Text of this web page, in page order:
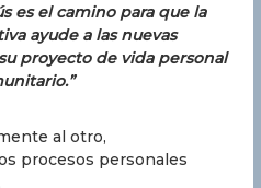
es el camino para que la
ayude a las nuevas
proyecto de vida personal
al otro,
procesos personales